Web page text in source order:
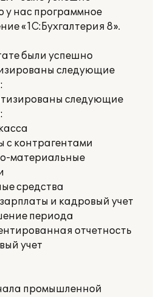
у нас программное
«1С:Бухгалтерия 8».
были успешно
следующие
следующие
с контрагентами
материальные
средства
и кадровый учет
периода
отчетность
учет
промышленной